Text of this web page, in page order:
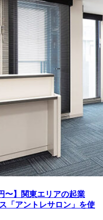
〜】関東エリアの起業
「アントレサロン」を使